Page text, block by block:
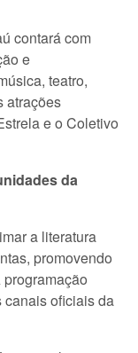
contará com
e
teatro,
atrações
e o Coletivo
da
a literatura
promovendo
canais oficiais da